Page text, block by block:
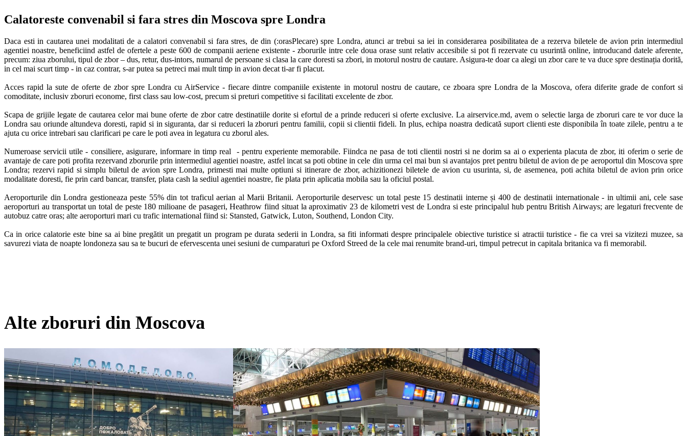
Calatoreste convenabil si fara stres din Moscova spre Londra
Daca esti in cautarea unei modalitati de a calatori convenabil si fara stres, de din (:orasPlecare) spre Londra, atunci ar trebui sa iei in considerarea posibilitatea de a rezerva biletele de avion prin intermediul
agentiei noastre, beneficiind astfel de ofertele a peste 600 de companii aeriene existente - zborurile intre cele doua orase sunt relativ accesibile si pot fi rezervate cu usurintă online, introducand datele aferente,
precum: ziua zborului, tipul de zbor – dus, retur, dus-intors, numarul de persoane si clasa la care doresti sa zbori, in motorul nostru de cautare. Asigura-te doar ca alegi un zbor care te va duce spre destinația dorită,
in cel mai scurt timp - in caz contrar, s-ar putea sa petreci mai mult timp in avion decat ti-ar fi placut.
Acces rapid la sute de oferte de zbor spre Londra cu AirService - fiecare dintre companiile existente in motorul nostru de cautare, ce zboara spre Londra de la Moscova, ofera diferite grade de confort si
comoditate, inclusiv zboruri econome, first class sau low-cost, precum si preturi competitive si facilitati excelente de zbor.
Scapa de grijile legate de cautarea celor mai bune oferte de zbor catre destinatiile dorite si efortul de a prinde reduceri si oferte exclusive. La airservice.md, avem o selectie larga de zboruri care te vor duce la
Londra sau oriunde altundeva doresti, rapid si in siguranta, dar si reduceri la zboruri pentru familii, copii si clientii fideli. In plus, echipa noastra dedicată suport clienti este disponibila în toate zilele, pentru a te
ajuta cu orice intrebari sau clarificari pe care le poti avea in legatura cu zborul ales.
Numeroase servicii utile - consiliere, asigurare, informare in timp real  - pentru experiente memorabile. Fiindca ne pasa de toti clientii nostri si ne dorim sa ai o experienta placuta de zbor, iti oferim o serie de
avantaje de care poti profita rezervand zborurile prin intermediul agentiei noastre, astfel incat sa poti obtine in cele din urma cel mai bun si avantajos pret pentru biletul de avion de pe aeroportul din Moscova spre
Londra; rezervi rapid si simplu biletul de avion spre Londra, primesti mai multe optiuni si itinerare de zbor, achizitionezi biletele de avion cu usurinta, si, de asemenea, poti achita biletul de avion prin orice
modalitate doresti, fie prin card bancar, transfer, plata cash la sediul agentiei noastre, fie plata prin aplicatia mobila sau la oficiul postal.
Aeroporturile din Londra gestioneaza peste 55% din tot traficul aerian al Marii Britanii. Aeroporturile deservesc un total peste 15 destinatii interne și 400 de destinatii internationale - in ultimii ani, cele sase
aeroporturi au transportat un total de peste 180 milioane de pasageri, Heathrow fiind situat la aproximativ 23 de kilometri vest de Londra si este principalul hub pentru British Airways; are legaturi frecvente de
autobuz catre oras; alte aeroporturi mari cu trafic international fiind si: Stansted, Gatwick, Luton, Southend, London City.
Ca in orice calatorie este bine sa ai bine pregătit un pregatit un program pe durata sederii in Londra, sa fiti informati despre principalele obiective turistice si atractii turistice - fie ca vrei sa vizitezi muzee, sa
savurezi viata de noapte londoneza sau sa te bucuri de efervescenta unei sesiuni de cumparaturi pe Oxford Streed de la cele mai renumite brand-uri, timpul petrecut in capitala britanica va fi memorabil.
Alte zboruri din Moscova